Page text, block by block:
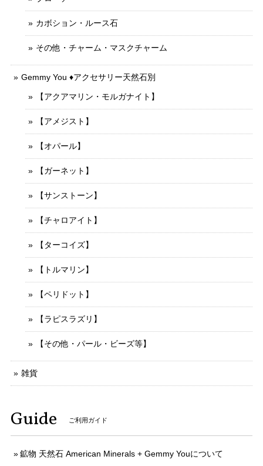
カボション・ルース石
その他・チャーム・マスクチャーム
Gemmy You ♦︎アクセサリー天然石別
【アクアマリン・モルガナイト】
【アメジスト】
【オパール】
【ガーネット】
【サンストーン】
【チャロアイト】
【ターコイズ】
【トルマリン】
【ペリドット】
【ラピスラズリ】
【その他・パール・ビーズ等】
雑貨
Guide ご利用ガイド
鉱物 天然石 American Minerals + Gemmy Youについて